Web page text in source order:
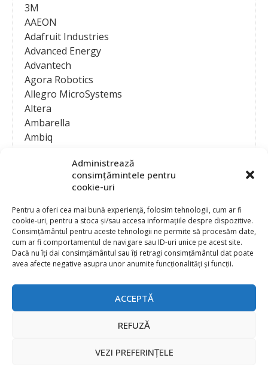
Administrează
consimțămintele pentru
cookie-uri
Pentru a oferi cea mai bună experiență, folosim tehnologii, cum ar fi
cookie-uri, pentru a stoca și/sau accesa informațiile despre dispozitive.
Consimțământul pentru aceste tehnologii ne permite să procesăm date,
cum ar fi comportamentul de navigare sau ID-uri unice pe acest site.
Dacă nu îți dai consimțământul sau îți retragi consimțământul dat poate
avea afecte negative asupra unor anumite funcționalități și funcții.
ACCEPTĂ
REFUZĂ
VEZI PREFERINȚELE
3M
AAEON
Adafruit Industries
Advanced Energy
Advantech
Agora Robotics
Allegro MicroSystems
Altera
Ambarella
Ambiq
Analog Devices
Anritsu Corporation
Ansys
APS
Arduino
Arm
Asentics
ATEN International
ATTEND Technology
Contact
Publicitate
Abonament la revista “Electronica Azi”